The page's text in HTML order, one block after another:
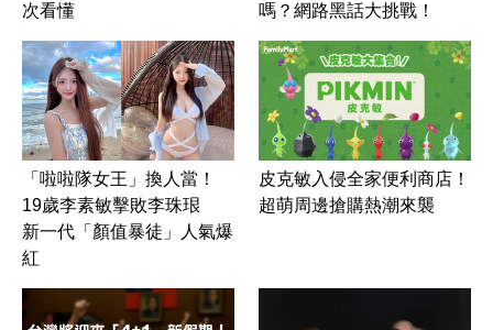
次看懂
嗎？網路黑話大挑戰！
「啦啦隊女王」換人當！
19歲李素敏擊敗李珠珢
新一代「顏值暴徒」人氣爆
紅
皮克敏入侵全家便利商店！
超萌周邊搶購熱潮來襲